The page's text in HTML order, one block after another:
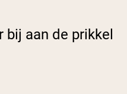
aan de prikkel